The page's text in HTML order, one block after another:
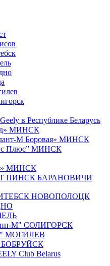
в Республике Беларусь
МИНСК
М Боровая» МИНСК
Плюс” МИНСК
МИНСК
ПИНСК БАРАНОВИЧИ
НОВОПОЛОЦК
М" СОЛИГОРСК
МОГИЛЕВ
БОБРУЙСК
Club Belarus